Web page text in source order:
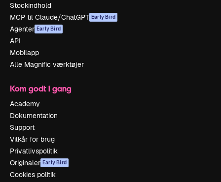
Stockindhold
MCP til Claude/ChatGPT Early Bird
Agenter Early Bird
API
Mobilapp
Alle Magnific værktøjer
Kom godt i gang
Academy
Dokumentation
Support
Vilkår for brug
Privatlivspolitik
Originaler Early Bird
Cookies politik